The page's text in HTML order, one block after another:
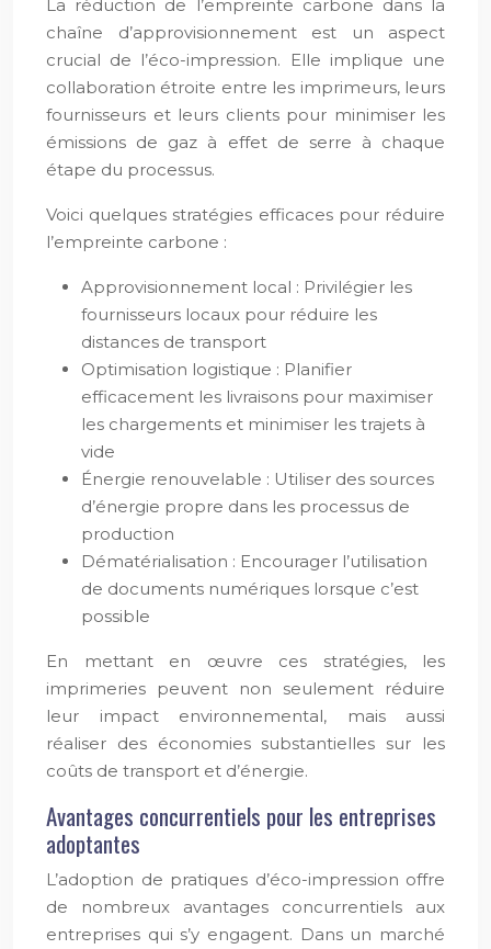
La réduction de l’empreinte carbone dans la
chaîne d’approvisionnement est un aspect
crucial de l’éco-impression. Elle implique une
collaboration étroite entre les imprimeurs, leurs
fournisseurs et leurs clients pour minimiser les
émissions de gaz à effet de serre à chaque
étape du processus.
Voici quelques stratégies efficaces pour réduire
l’empreinte carbone :
Approvisionnement local : Privilégier les
fournisseurs locaux pour réduire les
distances de transport
Optimisation logistique : Planifier
efficacement les livraisons pour maximiser
les chargements et minimiser les trajets à
vide
Énergie renouvelable : Utiliser des sources
d’énergie propre dans les processus de
production
Dématérialisation : Encourager l’utilisation
de documents numériques lorsque c’est
possible
En mettant en œuvre ces stratégies, les
imprimeries peuvent non seulement réduire
leur impact environnemental, mais aussi
réaliser des économies substantielles sur les
coûts de transport et d’énergie.
Avantages concurrentiels pour les entreprises
adoptantes
L’adoption de pratiques d’éco-impression offre
de nombreux avantages concurrentiels aux
entreprises qui s’y engagent. Dans un marché